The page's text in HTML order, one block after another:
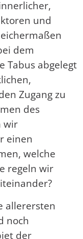
und
dem
Tabus abgelegt
Zugang zu
des
wir
einen
welche
regeln wir
allerersten
noch
der